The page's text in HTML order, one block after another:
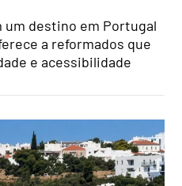
destino em Portugal
a reformados que
e acessibilidade